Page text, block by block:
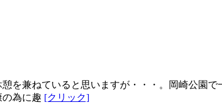
を兼ねていると思いますが・・・。岡崎公園
為に趣 [クリック]